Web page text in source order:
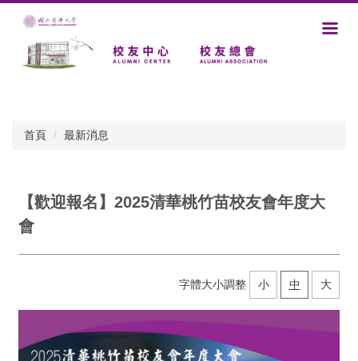
首頁
最新消息
【歡迎報名】2025清華桃竹苗校友會年度大
會
字體大小調整 小 中 大